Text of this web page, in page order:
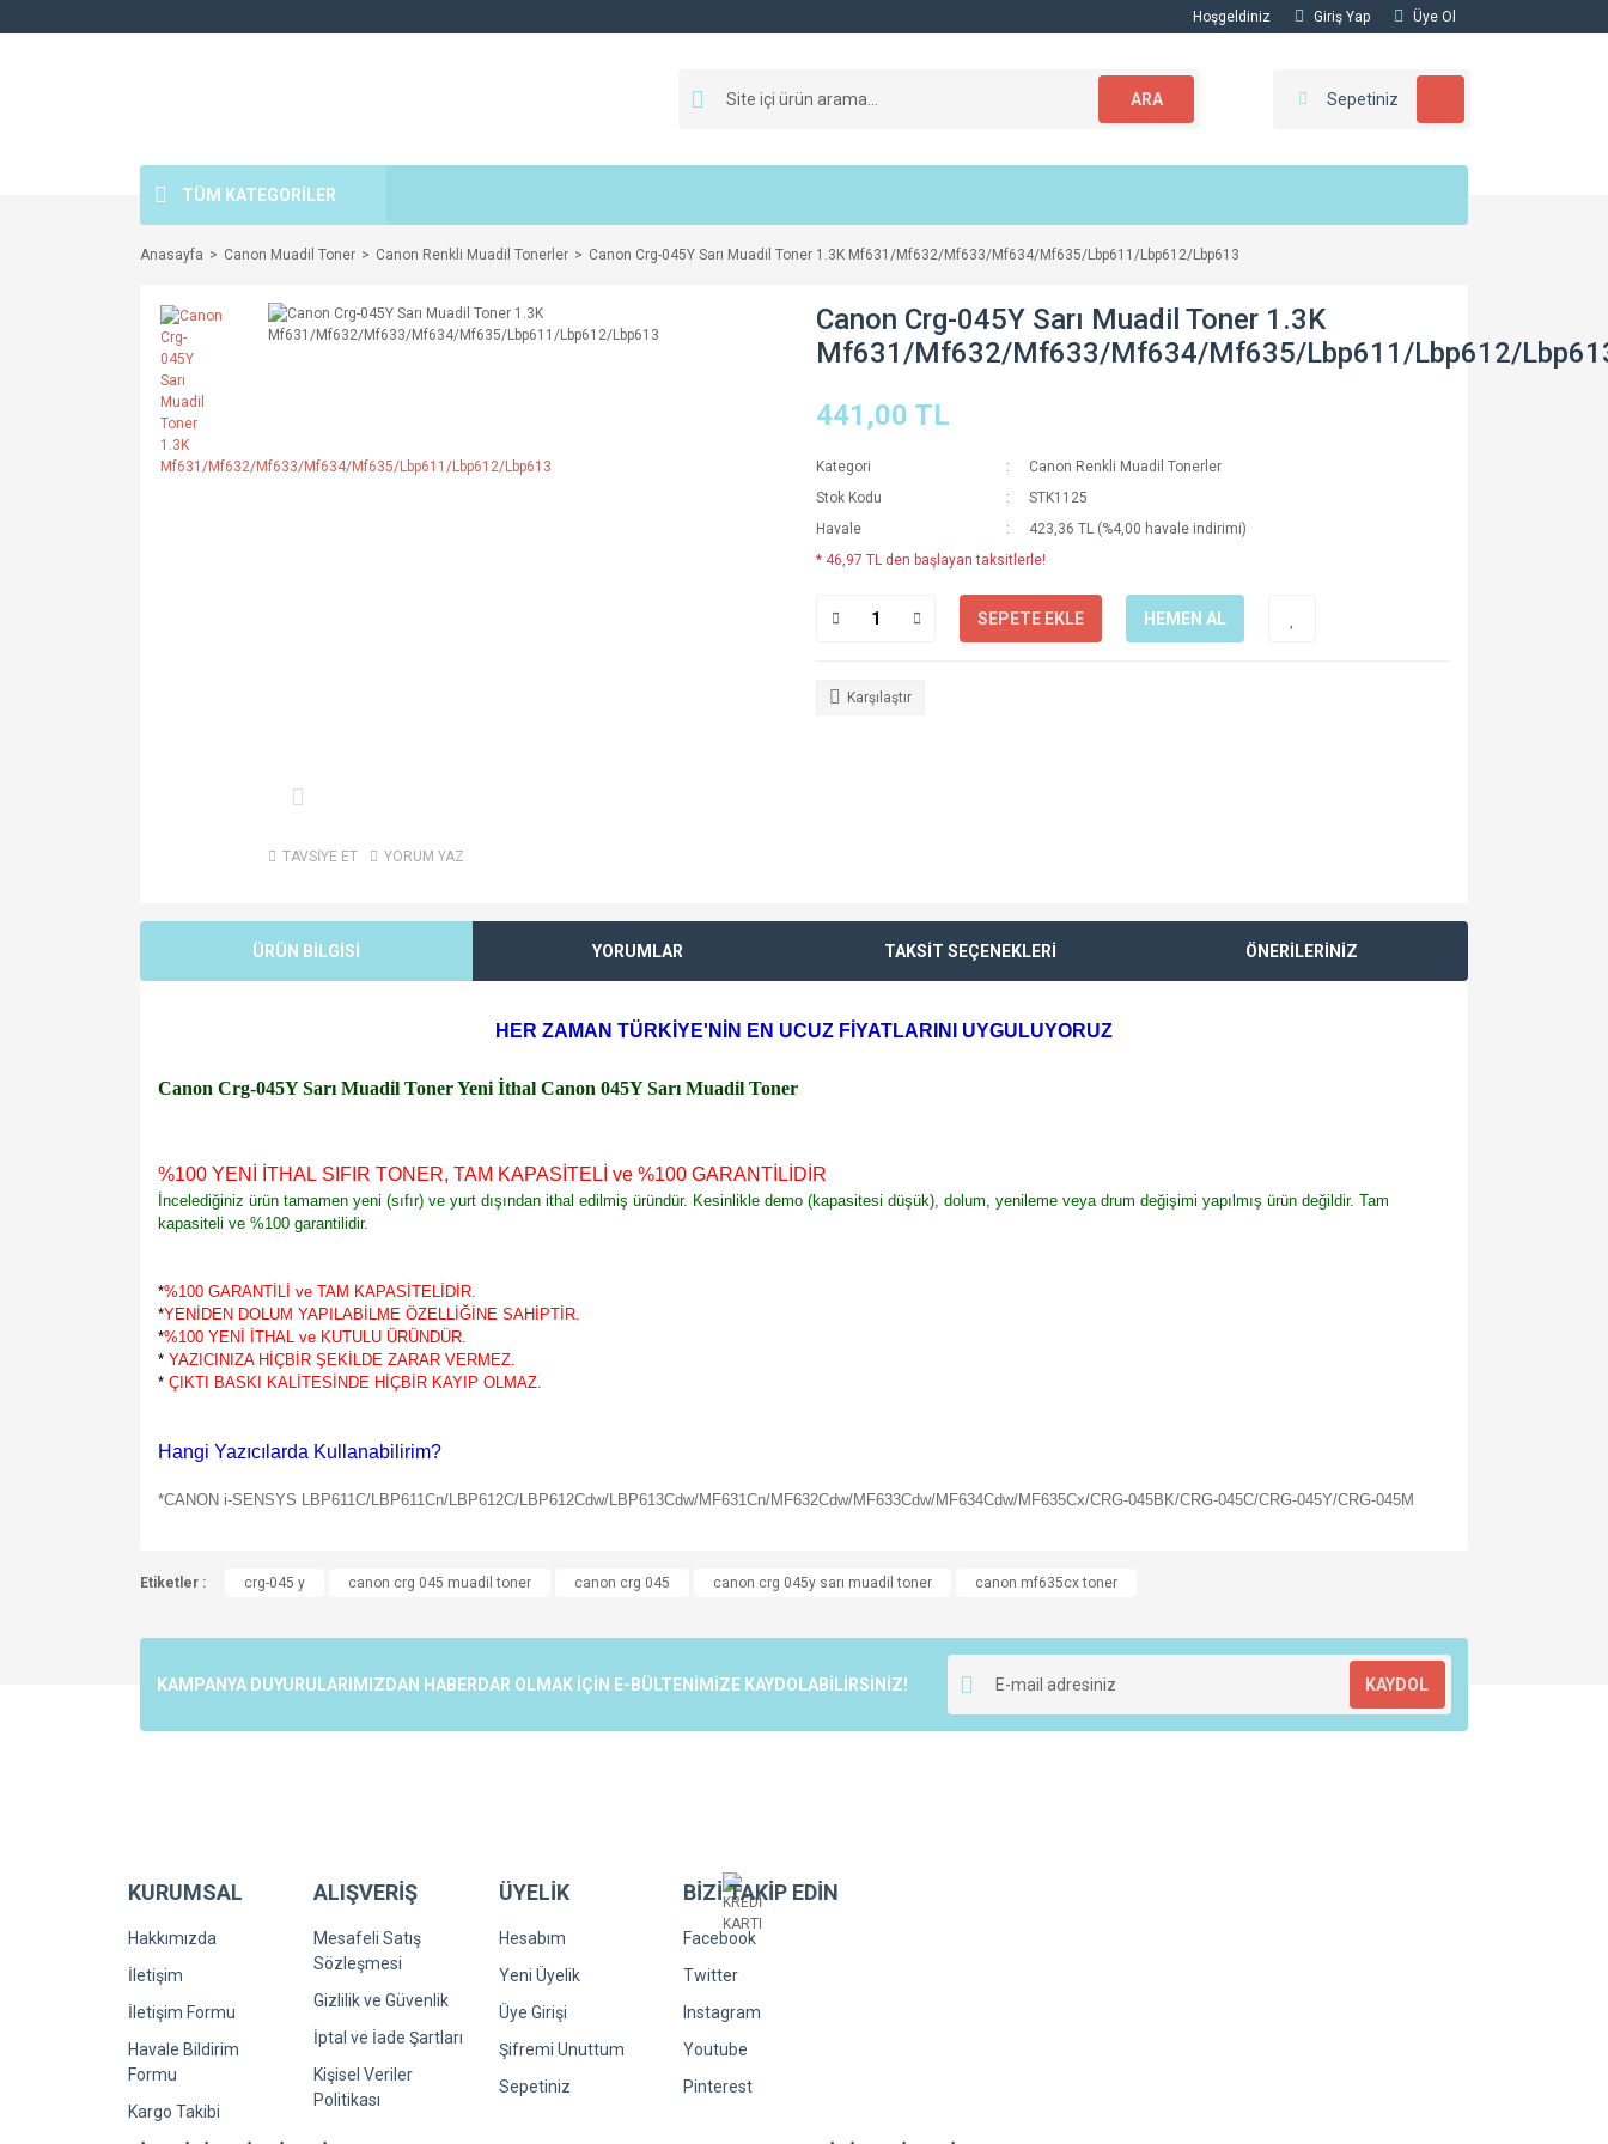
Hoşgeldiniz Giriş Yap Üye Ol
ARA Sepetiniz
TÜM KATEGORİLER
Anasayfa Canon Muadil Toner Canon Renkli Muadil Tonerler Canon Crg-045Y Sarı Muadil Toner 1.3K Mf631/Mf632/Mf633/Mf634/Mf635/Lbp611/Lbp612/Lbp613
TAVSİYE ET YORUM YAZ
Canon Crg-045Y Sarı Muadil Toner 1.3K
Mf631/Mf632/Mf633/Mf634/Mf635/Lbp611/Lbp612/
441,00 TL
Kategori
Canon Renkli Muadil Tonerler
Stok Kodu
STK1125
Havale
423,36 TL (%4,00 havale indirimi)
* 46,97 TL den başlayan taksitlerle!
SEPETE EKLE HEMEN AL
Karşılaştır
ÜRÜN BİLGİSİ YORUMLAR TAKSİT SEÇENEKLERİ ÖNERİLERİNİZ
HER ZAMAN TÜRKİYE'NİN EN UCUZ FİYATLARINI UYGULUYORUZ
Canon Crg-045Y Sarı Muadil Toner Yeni İthal Canon 045Y Sarı Muadil Toner
%100 YENİ İTHAL SIFIR TONER, TAM KAPASİTELİ ve %100 GARANTİLİDİR
İncelediğiniz ürün tamamen yeni (sıfır) ve yurt dışından ithal edilmiş üründür. Kesinlikle demo (kapasitesi düşük), dolum, yenileme veya drum değişimi yapılmış ürün değildir. Tam
kapasiteli ve %100 garantilidir.
*%100 GARANTİLİ ve TAM KAPASİTELİDİR.
*YENİDEN DOLUM YAPILABİLME ÖZELLİĞİNE SAHİPTİR.
*%100 YENİ İTHAL ve KUTULU ÜRÜNDÜR.
* YAZICINIZA HİÇBİR ŞEKİLDE ZARAR VERMEZ.
* ÇIKTI BASKI KALİTESİNDE HİÇBİR KAYIP OLMAZ.
Hangi Yazıcılarda Kullanabilirim?
*CANON i-SENSYS LBP611C/LBP611Cn/LBP612C/LBP612Cdw/LBP613Cdw/MF631Cn/MF632Cdw/MF633Cdw/MF634Cdw/MF635Cx/CRG-045BK/CRG-045C/CRG-045Y/CRG-045M
Bu ürüne ilk yorumu siz yapın!
Görüş ve önerileriniz için teşekkür ederiz.
Ürün açıklamasında eksik bilgiler bulunuyor.
Etiketler : crg-045 y canon crg 045 muadil toner canon crg 045 canon crg 045y sarı muadil toner canon mf635cx toner
KAMPANYA DUYURULARIMIZDAN HABERDAR OLMAK İÇİN E-BÜLTENİMİZE KAYDOLABİLİRSİNİZ! KAYDOL
KURUMSAL
Hakkımızda
İletişim
İletişim Formu
Havale Bildirim
Formu
Kargo Takibi
ALIŞVERİŞ
Mesafeli Satış
Sözleşmesi
Gizlilik ve Güvenlik
İptal ve İade Şartları
Kişisel Veriler
Politikası
ÜYELİK
Hesabım
Yeni Üyelik
Üye Girişi
Şifremi Unuttum
Sepetiniz
BİZİ TAKİP EDİN
Facebook
Twitter
Instagram
Youtube
Pinterest